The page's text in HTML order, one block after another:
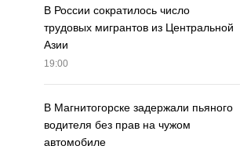
В России сократилось число
трудовых мигрантов из Центральной
Азии
19:00
В Магнитогорске задержали пьяного
водителя без прав на чужом
автомобиле